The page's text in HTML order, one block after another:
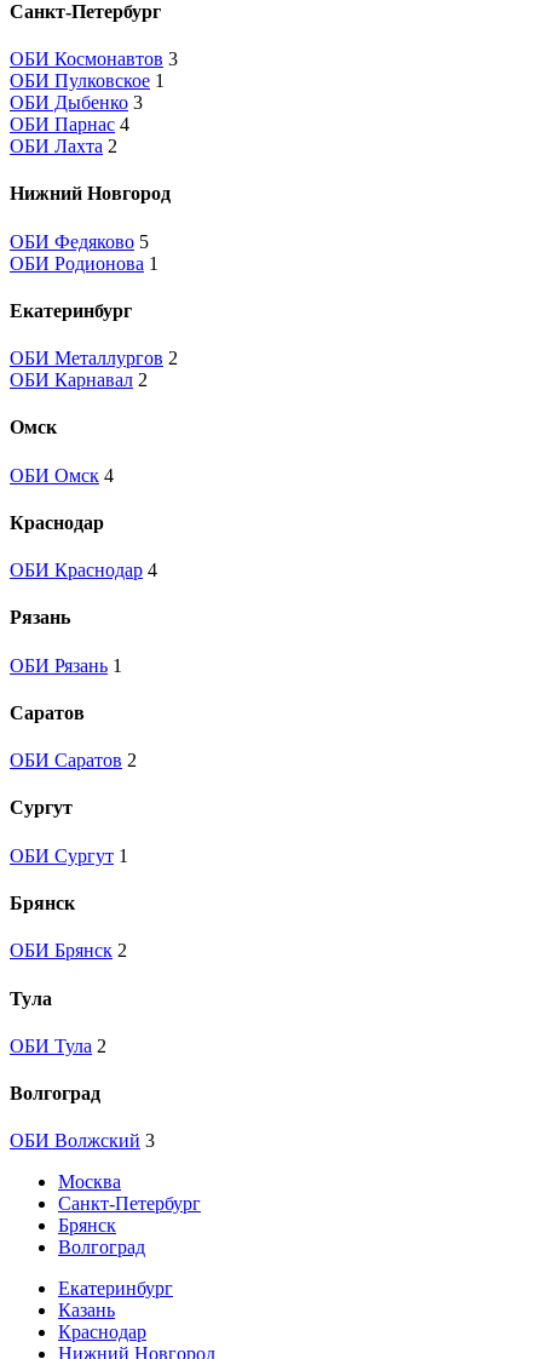
Санкт-Петербург
ОБИ Космонавтов 3
ОБИ Пулковское 1
ОБИ Дыбенко 3
ОБИ Парнас 4
ОБИ Лахта 2
Нижний Новгород
ОБИ Федяково 5
ОБИ Родионова 1
Екатеринбург
ОБИ Металлургов 2
ОБИ Карнавал 2
Омск
ОБИ Омск 4
Краснодар
ОБИ Краснодар 4
Рязань
ОБИ Рязань 1
Саратов
ОБИ Саратов 2
Сургут
ОБИ Сургут 1
Брянск
ОБИ Брянск 2
Тула
ОБИ Тула 2
Волгоград
ОБИ Волжский 3
Москва
Санкт-Петербург
Брянск
Волгоград
Екатеринбург
Казань
Краснодар
Нижний Новгород